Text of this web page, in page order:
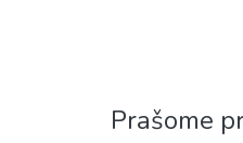
Prašome